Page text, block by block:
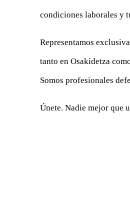
condiciones laborales y
Representamos
tanto en Osakidetza
Somos profesionales
Únete. Nadie mejor que